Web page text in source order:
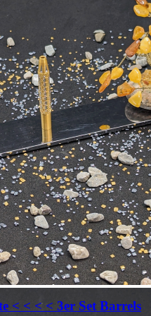
< < < < 3er Set Barrels